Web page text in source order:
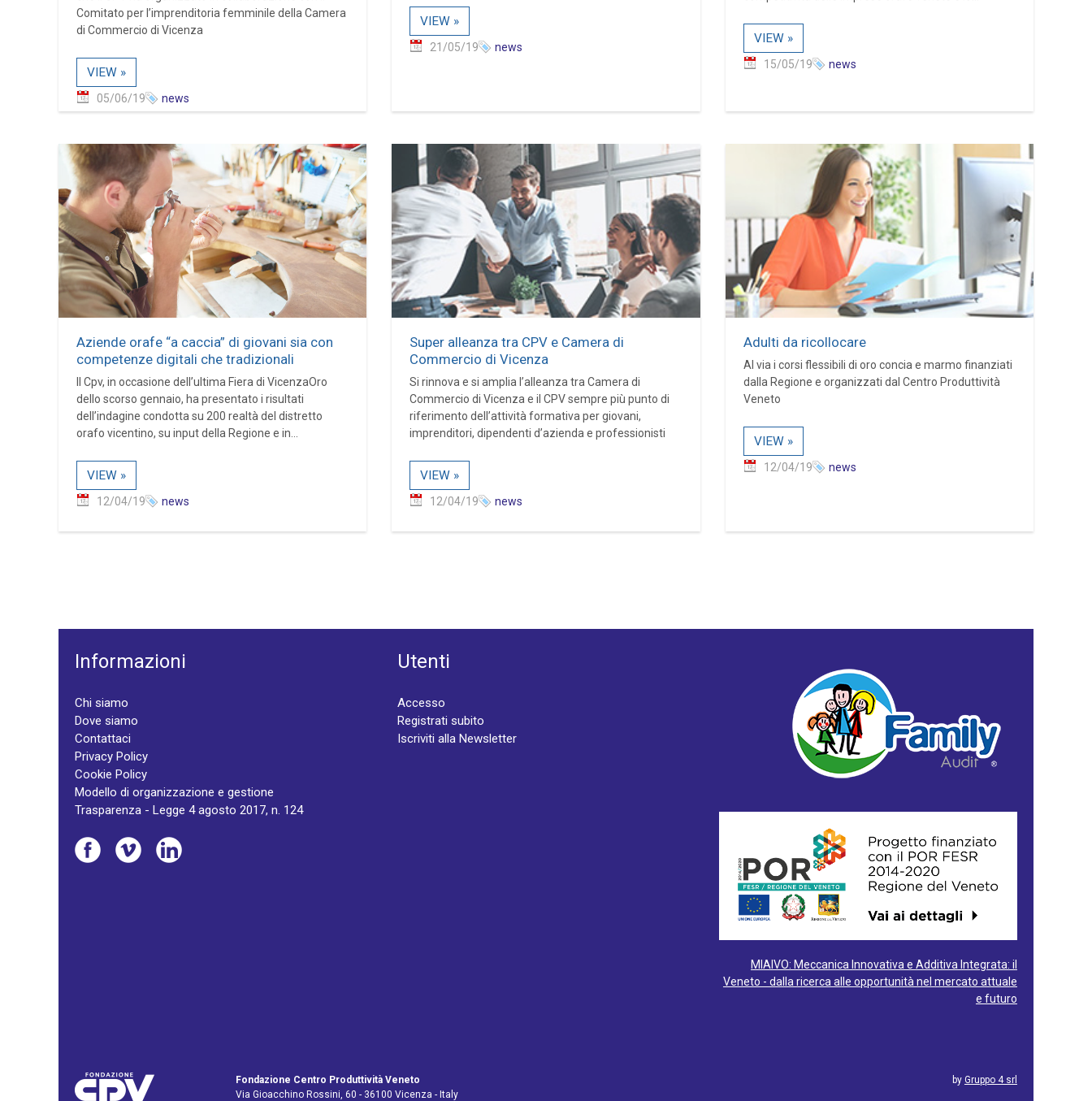
Comitato per l’imprenditoria femminile della Camera
di Commercio di Vicenza
VIEW »
05/06/19 news
VIEW »
21/05/19 news
VIEW »
15/05/19 news
Aziende orafe “a caccia” di giovani sia con
competenze digitali che tradizionali
Il Cpv, in occasione dell’ultima Fiera di VicenzaOro
dello scorso gennaio, ha presentato i risultati
dell’indagine condotta su 200 realtà del distretto
orafo vicentino, su input della Regione e in...
VIEW »
12/04/19 news
Super alleanza tra CPV e Camera di
Commercio di Vicenza
Si rinnova e si amplia l’alleanza tra Camera di
Commercio di Vicenza e il CPV sempre più punto di
riferimento dell’attività formativa per giovani,
imprenditori, dipendenti d’azienda e professionisti
VIEW »
12/04/19 news
Adulti da ricollocare
Al via i corsi flessibili di oro concia e marmo finanziati
dalla Regione e organizzati dal Centro Produttività
Veneto
VIEW »
12/04/19 news
Informazioni
Chi siamo
Dove siamo
Contattaci
Privacy Policy
Cookie Policy
Modello di organizzazione e gestione
Trasparenza - Legge 4 agosto 2017, n. 124
Utenti
Accesso
Registrati subito
Iscriviti alla Newsletter
MIAIVO: Meccanica Innovativa e Additiva Integrata: il
Veneto - dalla ricerca alle opportunità nel mercato attuale
e futuro
Fondazione Centro Produttività Veneto
Via Gioacchino Rossini, 60 - 36100 Vicenza - Italy
by Gruppo 4 srl